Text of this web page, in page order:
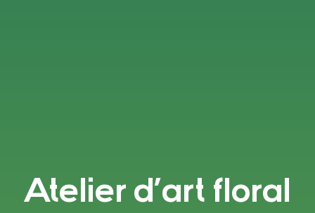
Atelier d’art floral